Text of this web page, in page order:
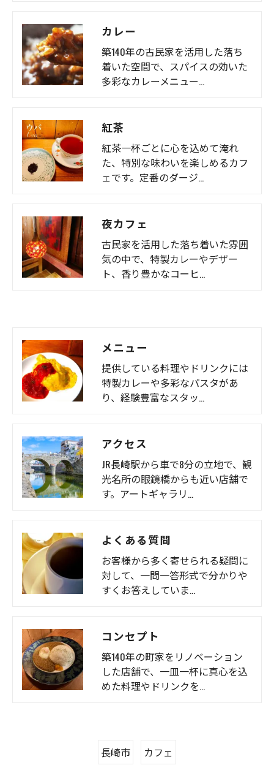
カレー
築140年の古民家を活用した落ち
着いた空間で、スパイスの効いた
多彩なカレーメニュー…
紅茶
紅茶一杯ごとに心を込めて淹れ
た、特別な味わいを楽しめるカフ
ェです。定番のダージ…
夜カフェ
古民家を活用した落ち着いた雰囲
気の中で、特製カレーやデザー
ト、香り豊かなコーヒ…
メニュー
提供している料理やドリンクには
特製カレーや多彩なパスタがあ
り、経験豊富なスタッ…
アクセス
JR長崎駅から車で8分の立地で、観
光名所の眼鏡橋からも近い店舗で
す。アートギャラリ…
よくある質問
お客様から多く寄せられる疑問に
対して、一問一答形式で分かりや
すくお答えしていま…
コンセプト
築140年の町家をリノベーション
した店舗で、一皿一杯に真心を込
めた料理やドリンクを…
長崎市 カフェ